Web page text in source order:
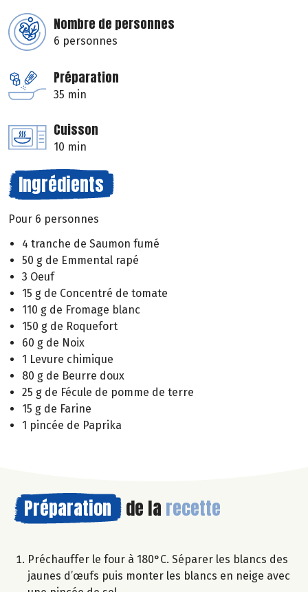
Nombre de personnes
6 personnes
Préparation
35 min
Cuisson
10 min
Ingrédients
Pour 6 personnes
4 tranche de Saumon fumé
50 g de Emmental rapé
3 Oeuf
15 g de Concentré de tomate
110 g de Fromage blanc
150 g de Roquefort
60 g de Noix
1 Levure chimique
80 g de Beurre doux
25 g de Fécule de pomme de terre
15 g de Farine
1 pincée de Paprika
Préparation de la recette
Préchauffer le four à 180°C. Séparer les blancs des
jaunes d’œufs puis monter les blancs en neige avec